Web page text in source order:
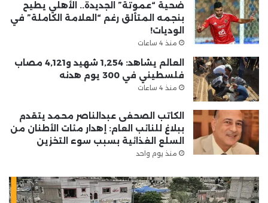
ضحية “عموتة” الجديدة.. الأهلي يطيح
بنجمه المتألق رغم “العلامة الكاملة” في
الوديات!
منذ 4 ساعات
العالم يشاهد: 1,254 شهيد و4,121 مصاب
فلسطيني في 300 يوم هدنه
منذ 4 ساعات
الكاتب الصحفى عبدالناصر محمد يتقدم
ببلاغ للنائب العام: إهدار مئات الأطنان من
السلع الغذائية بسبب سوء التخزين
منذ يوم واحد